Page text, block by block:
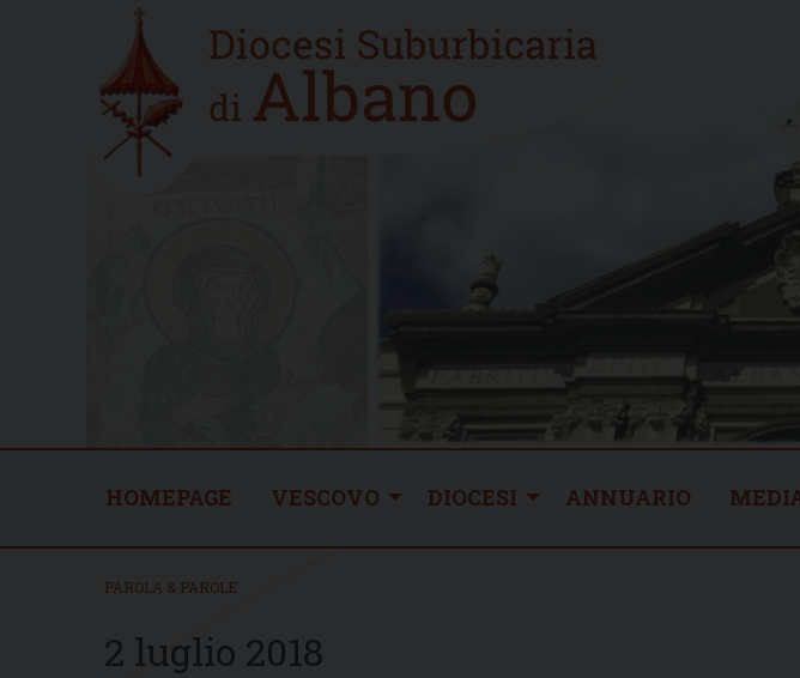
Home
new
HOMEPAGE VESCOVO DIOCESI ANNUARIO
PAROLA & PAROLE
2 luglio 2018